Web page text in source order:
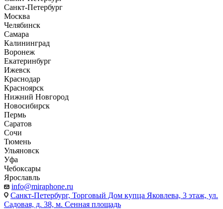
Санкт-Петербург
Москва
Челябинск
Самара
Калининград
Воронеж
Екатеринбург
Ижевск
Краснодар
Красноярск
Нижний Новгород
Новосибирск
Пермь
Саратов
Сочи
Тюмень
Ульяновск
Уфа
Чебоксары
Ярославль
info@miraphone.ru
Санкт-Петербург, Торговый Дом купца Яковлева, 3 этаж, ул.
Садовая, д. 38, м. Сенная площадь